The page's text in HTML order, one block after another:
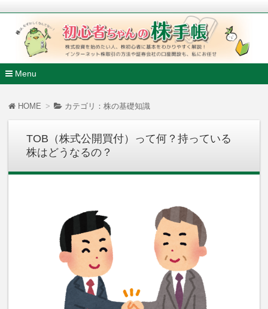
初心者ちゃんの株手帳
株式投資を始めたい人、株初心者に基本をわかりやすく解説
ンターネット株取引の方法や証券会社の口座開設も、私にお任
Menu
HOME カテゴリ：株の基礎知識
TOB（株式公開買付）って何？持っている
株はどうなるの？